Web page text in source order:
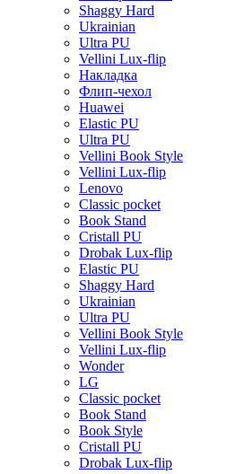
Shaggy Hard
Ukrainian
Ultra PU
Vellini Lux-flip
Накладка
Флип-чехол
Huawei
Elastic PU
Ultra PU
Vellini Book Style
Vellini Lux-flip
Lenovo
Classic pocket
Book Stand
Cristall PU
Drobak Lux-flip
Elastic PU
Shaggy Hard
Ukrainian
Ultra PU
Vellini Book Style
Vellini Lux-flip
Wonder
LG
Classic pocket
Book Stand
Book Style
Cristall PU
Drobak Lux-flip